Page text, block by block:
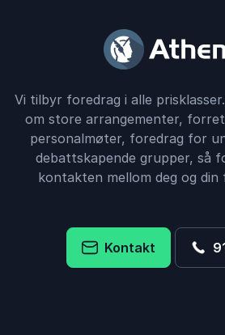
Vi tilbyr foredrag i alle
om store arrangementer,
personalmøter, foredrag for
debattskapende grupper, så
kontakten mellom deg og din
Kontakt